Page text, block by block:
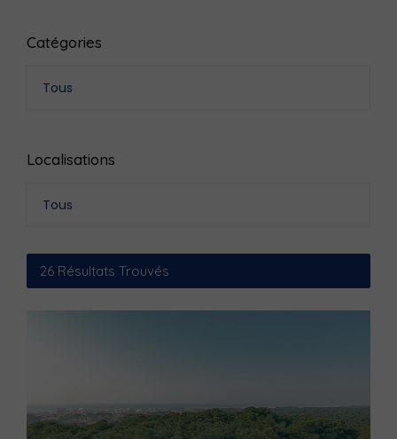
Catégories
Tous
Localisations
Tous
26 Résultats Trouvés